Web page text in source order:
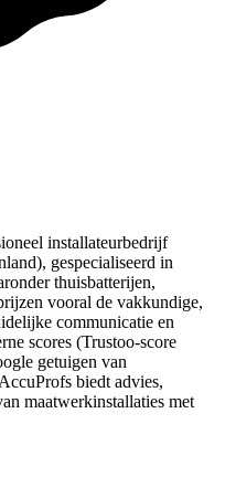
installateurbedrijf
gespecialiseerd in
thuisbatterijen,
vooral de vakkundige,
communicatie en
scores (Trustoo‑score
getuigen van
biedt advies,
maatwerkinstallaties met